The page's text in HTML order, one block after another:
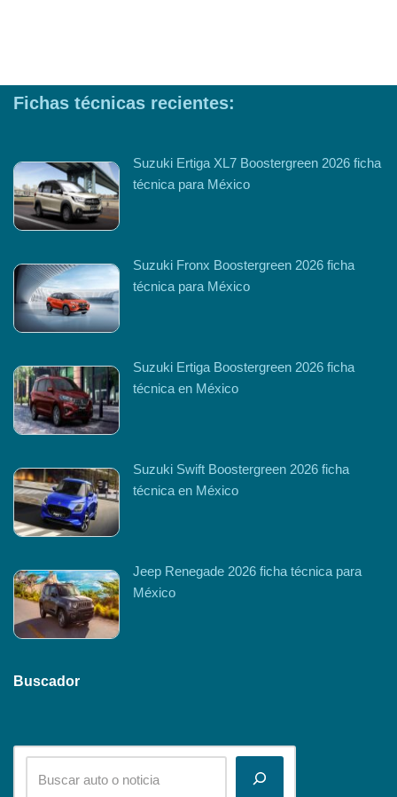
Fichas técnicas recientes:
Suzuki Ertiga XL7 Boostergreen 2026 ficha
técnica para México
Suzuki Fronx Boostergreen 2026 ficha
técnica para México
Suzuki Ertiga Boostergreen 2026 ficha
técnica en México
Suzuki Swift Boostergreen 2026 ficha
técnica en México
Jeep Renegade 2026 ficha técnica para
México
Buscador